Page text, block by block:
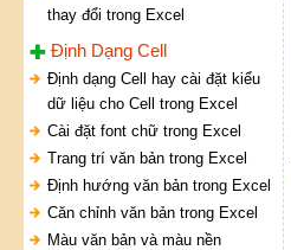
thay đổi trong Excel
Định Dạng Cell
Định dạng Cell hay cài đặt kiểu
dữ liệu cho Cell trong Excel
Cài đặt font chữ trong Excel
Trang trí văn bản trong Excel
Định hướng văn bản trong Excel
Căn chỉnh văn bản trong Excel
Màu văn bản và màu nền